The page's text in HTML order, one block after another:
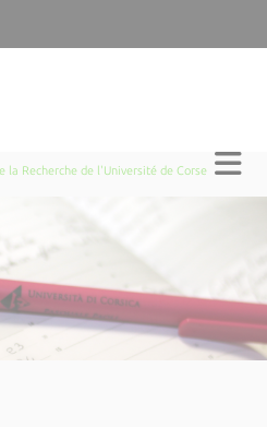
la Recherche de l'Université de Corse